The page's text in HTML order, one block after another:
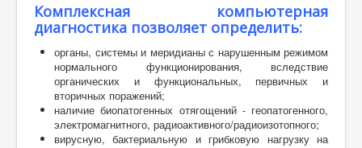
Комплексная компьютерная
диагностика позволяет определить:
органы, системы и меридианы с нарушенным режимом
нормального функционирования, вследствие
органических и функциональных, первичных и
вторичных поражений;
наличие биопатогенных отягощений - геопатогенного,
электромагнитного, радиоактивного/радиоизотопного;
вирусную, бактериальную и грибковую нагрузку на